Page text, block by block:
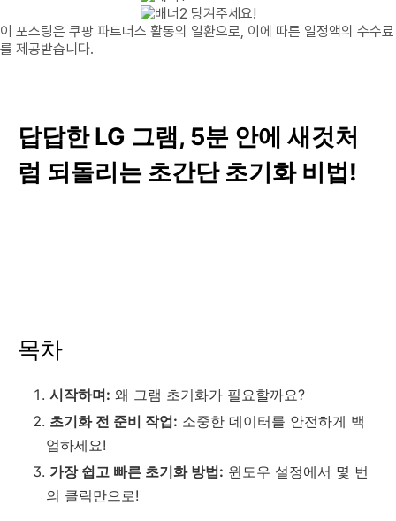
당겨주세요!
이 포스팅은 쿠팡 파트너스 활동의 일환으로, 이에 따른 일정액의 수수료
를 제공받습니다.
답답한 LG 그램, 5분 안에 새것처
럼 되돌리는 초간단 초기화 비법!
목차
시작하며: 왜 그램 초기화가 필요할까요?
초기화 전 준비 작업: 소중한 데이터를 안전하게 백
업하세요!
가장 쉽고 빠른 초기화 방법: 윈도우 설정에서 몇 번
의 클릭만으로!